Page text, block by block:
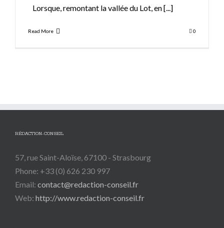
Lorsque, remontant la vallée du Lot, en[...]
Read More 0
RÉDACTION-CONSEIL
57, rue Saint-Aloïse, 67100 - Strasbourg
Phone: +33 (0) 626 230 997
Email: contact@redaction-conseil.fr
Web: http://www.redaction-conseil.fr